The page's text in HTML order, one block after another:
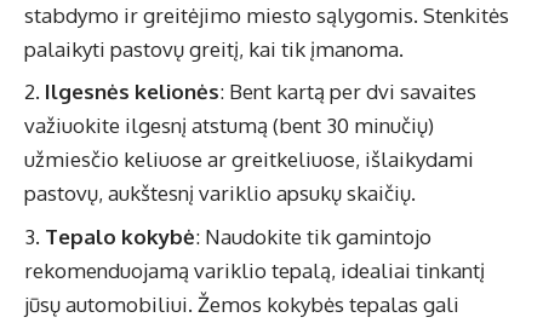
stabdymo ir greitėjimo miesto sąlygomis. Stenkitės
palaikyti pastovų greitį, kai tik įmanoma.
Ilgesnės kelionės: Bent kartą per dvi savaites
važiuokite ilgesnį atstumą (bent 30 minučių)
užmiesčio keliuose ar greitkeliuose, išlaikydami
pastovų, aukštesnį variklio apsukų skaičių.
Tepalo kokybė: Naudokite tik gamintojo
rekomenduojamą variklio tepalą, idealiai tinkantį
jūsų automobiliui. Žemos kokybės tepalas gali